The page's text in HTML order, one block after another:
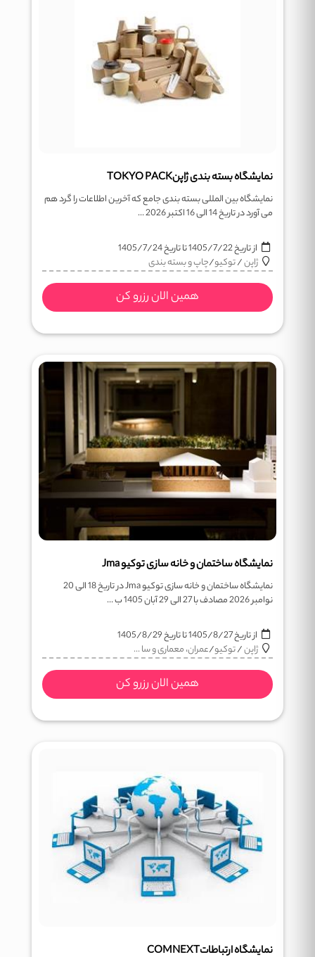
نمایشگاه بسته بندی ژاپنTOKYO PACK
نمایشگاه بین المللی بسته بندی جامع که آخرین اطلاعات را گرد هم
می آورد در تاریخ 14 الی 16 اکتبر 2026 ...
از تاریخ1405/7/22تا تاریخ1405/7/24
ژاپن/توکیو/چاپ و بسته بندی
همین الان رزرو کن
نمایشگاه ساختمان و خانه سازی توکیو Jma
نمایشگاه ساختمان و خانه سازی توکیو Jma در تاریخ 18 الی 20
نوامبر 2026 مصادف با 27 الی 29 آبان 1405 ب ...
از تاریخ1405/8/27تا تاریخ1405/8/29
ژاپن/توکیو/عمران، معماری و سا ...
همین الان رزرو کن
نمایشگاه ارتباطاتCOMNEXT